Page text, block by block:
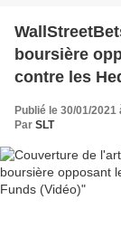
boursière
contre les
Publié le 30/01/2021
Par SLT